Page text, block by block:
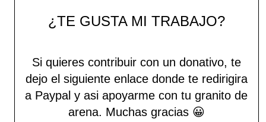
¿TE GUSTA MI TRABAJO?
Si quieres contribuir con un donativo, te
dejo el siguiente enlace donde te redirigira
a Paypal y asi apoyarme con tu granito de
arena. Muchas gracias 😀